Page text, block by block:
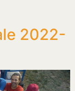
2022-